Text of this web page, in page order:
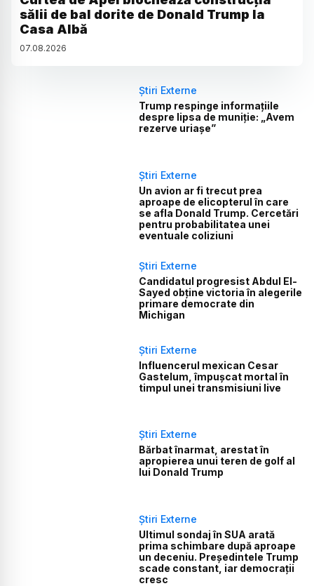
sălii de bal dorite de Donald Trump la
Casa Albă
07.08.2026
Știri Externe
Trump respinge informațiile
despre lipsa de muniție: „Avem
rezerve uriașe”
Știri Externe
Un avion ar fi trecut prea
aproape de elicopterul în care
se afla Donald Trump. Cercetări
pentru probabilitatea unei
eventuale coliziuni
Știri Externe
Candidatul progresist Abdul El-
Sayed obține victoria în alegerile
primare democrate din
Michigan
Știri Externe
Influencerul mexican Cesar
Gastelum, împușcat mortal în
timpul unei transmisiuni live
Știri Externe
Bărbat înarmat, arestat în
apropierea unui teren de golf al
lui Donald Trump
Știri Externe
Ultimul sondaj în SUA arată
prima schimbare după aproape
un deceniu. Președintele Trump
scade constant, iar democrații
cresc